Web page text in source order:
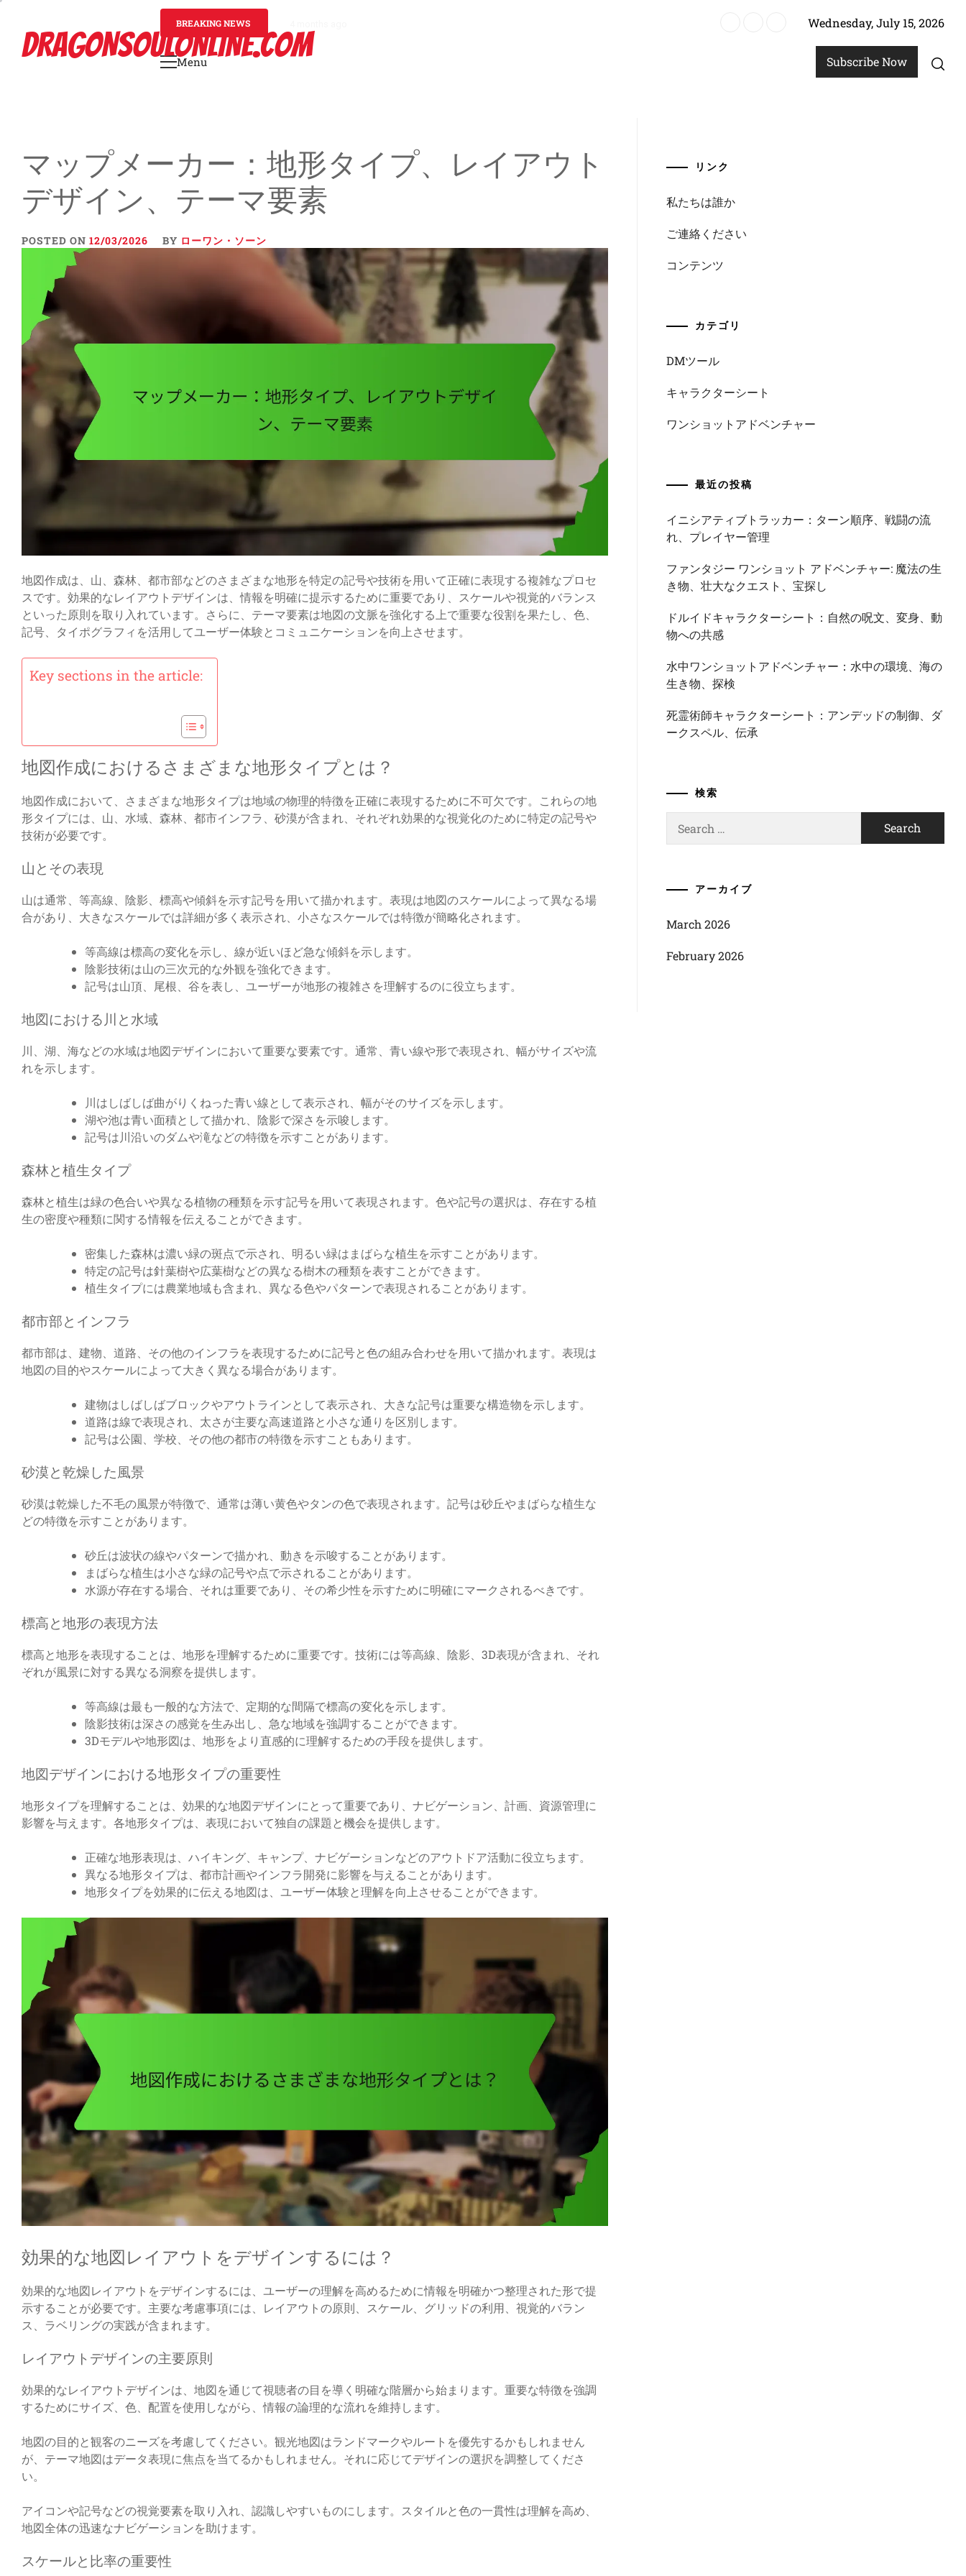
contentDRAGONSOULONLINE.COM
BREAKING NEWS Wednesday, July 15, 2026
Primary
Menu Subscribe Now
マップメーカー：地形タイプ、レイアウト
デザイン、テーマ要素
POSTED ON 12/03/2026 BY ローワン・ソーン
地図作成は、山、森林、都市部などのさまざまな地形を特定の記号や技術を用いて正確に表現する複雑なプロセ
スです。効果的なレイアウトデザインは、情報を明確に提示するために重要であり、スケールや視覚的バランス
といった原則を取り入れています。さらに、テーマ要素は地図の文脈を強化する上で重要な役割を果たし、色、
記号、タイポグラフィを活用してユーザー体験とコミュニケーションを向上させます。
Key sections in the article:
地図作成におけるさまざまな地形タイプとは？
地図作成において、さまざまな地形タイプは地域の物理的特徴を正確に表現するために不可欠です。これらの地
形タイプには、山、水域、森林、都市インフラ、砂漠が含まれ、それぞれ効果的な視覚化のために特定の記号や
技術が必要です。
山とその表現
山は通常、等高線、陰影、標高や傾斜を示す記号を用いて描かれます。表現は地図のスケールによって異なる場
合があり、大きなスケールでは詳細が多く表示され、小さなスケールでは特徴が簡略化されます。
等高線は標高の変化を示し、線が近いほど急な傾斜を示します。
陰影技術は山の三次元的な外観を強化できます。
記号は山頂、尾根、谷を表し、ユーザーが地形の複雑さを理解するのに役立ちます。
地図における川と水域
川、湖、海などの水域は地図デザインにおいて重要な要素です。通常、青い線や形で表現され、幅がサイズや流
れを示します。
川はしばしば曲がりくねった青い線として表示され、幅がそのサイズを示します。
湖や池は青い面積として描かれ、陰影で深さを示唆します。
記号は川沿いのダムや滝などの特徴を示すことがあります。
森林と植生タイプ
森林と植生は緑の色合いや異なる植物の種類を示す記号を用いて表現されます。色や記号の選択は、存在する植
生の密度や種類に関する情報を伝えることができます。
密集した森林は濃い緑の斑点で示され、明るい緑はまばらな植生を示すことがあります。
特定の記号は針葉樹や広葉樹などの異なる樹木の種類を表すことができます。
植生タイプには農業地域も含まれ、異なる色やパターンで表現されることがあります。
都市部とインフラ
都市部は、建物、道路、その他のインフラを表現するために記号と色の組み合わせを用いて描かれます。表現は
地図の目的やスケールによって大きく異なる場合があります。
建物はしばしばブロックやアウトラインとして表示され、大きな記号は重要な構造物を示します。
道路は線で表現され、太さが主要な高速道路と小さな通りを区別します。
記号は公園、学校、その他の都市の特徴を示すこともあります。
砂漠と乾燥した風景
砂漠は乾燥した不毛の風景が特徴で、通常は薄い黄色やタンの色で表現されます。記号は砂丘やまばらな植生な
どの特徴を示すことがあります。
砂丘は波状の線やパターンで描かれ、動きを示唆することがあります。
まばらな植生は小さな緑の記号や点で示されることがあります。
水源が存在する場合、それは重要であり、その希少性を示すために明確にマークされるべきです。
標高と地形の表現方法
標高と地形を表現することは、地形を理解するために重要です。技術には等高線、陰影、3D表現が含まれ、それ
ぞれが風景に対する異なる洞察を提供します。
等高線は最も一般的な方法で、定期的な間隔で標高の変化を示します。
陰影技術は深さの感覚を生み出し、急な地域を強調することができます。
3Dモデルや地形図は、地形をより直感的に理解するための手段を提供します。
地図デザインにおける地形タイプの重要性
地形タイプを理解することは、効果的な地図デザインにとって重要であり、ナビゲーション、計画、資源管理に
影響を与えます。各地形タイプは、表現において独自の課題と機会を提供します。
正確な地形表現は、ハイキング、キャンプ、ナビゲーションなどのアウトドア活動に役立ちます。
異なる地形タイプは、都市計画やインフラ開発に影響を与えることがあります。
地形タイプを効果的に伝える地図は、ユーザー体験と理解を向上させることができます。
効果的な地図レイアウトをデザインするには？
効果的な地図レイアウトをデザインするには、ユーザーの理解を高めるために情報を明確かつ整理された形で提
示することが必要です。主要な考慮事項には、レイアウトの原則、スケール、グリッドの利用、視覚的バラン
ス、ラベリングの実践が含まれます。
レイアウトデザインの主要原則
効果的なレイアウトデザインは、地図を通じて視聴者の目を導く明確な階層から始まります。重要な特徴を強調
するためにサイズ、色、配置を使用しながら、情報の論理的な流れを維持します。
地図の目的と観客のニーズを考慮してください。観光地図はランドマークやルートを優先するかもしれません
が、テーマ地図はデータ表現に焦点を当てるかもしれません。それに応じてデザインの選択を調整してくださ
い。
アイコンや記号などの視覚要素を取り入れ、認識しやすいものにします。スタイルと色の一貫性は理解を高め、
地図全体の迅速なナビゲーションを助けます。
スケールと比率の重要性
リンク
私たちは誰か
ご連絡ください
コンテンツ
カテゴリ
DMツール
キャラクターシート
ワンショットアドベンチャー
最近の投稿
イニシアティブトラッカー：ターン順序、戦闘の流
れ、プレイヤー管理
ファンタジー ワンショット アドベンチャー: 魔法の生
き物、壮大なクエスト、宝探し
ドルイドキャラクターシート：自然の呪文、変身、動
物への共感
水中ワンショットアドベンチャー：水中の環境、海の
生き物、探検
死霊術師キャラクターシート：アンデッドの制御、ダ
ークスペル、伝承
検索
for:
アーカイブ
March 2026
February 2026